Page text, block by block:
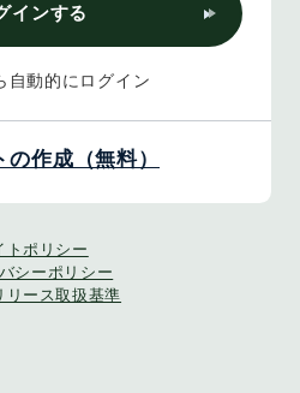
インする
自動的にログイン
作成（無料）
トポリシー
シーポリシー
リース取扱基準